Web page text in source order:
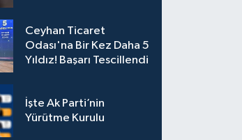
Ceyhan Ticaret
Odası'na Bir Kez Daha 5
Yıldız! Başarı Tescillendi
İşte Ak Parti’nin
Yürütme Kurulu